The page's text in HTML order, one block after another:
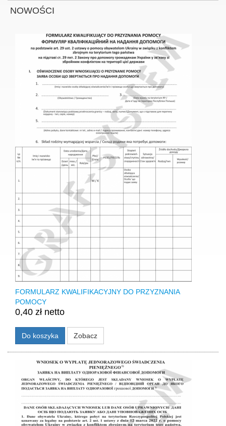
NOWOŚCI
FORMULARZ KWALIFIKACYJNY DO PRZYZNANIA
POMOCY
0,40 zł netto
Do koszyka Zobacz